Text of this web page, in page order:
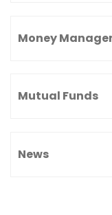
Money
Mutual Funds
News